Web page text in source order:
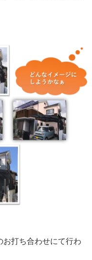
お打ち合わせにて行わ